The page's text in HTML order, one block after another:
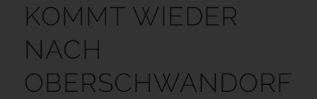
KOMMT WIEDER
NACH
OBERSCHWANDORF